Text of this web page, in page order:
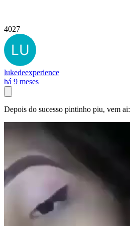
4027
lukedeexperience
há 9 meses
Depois do sucesso pintinho piu, vem